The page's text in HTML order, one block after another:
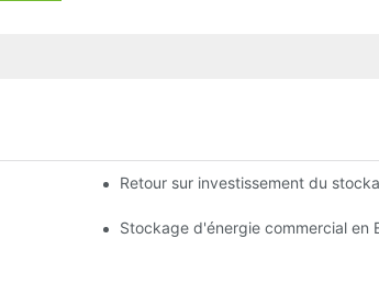
résidentielles, commerciales et industrielles
Retour sur investissement du
Stockage d'énergie commercial en